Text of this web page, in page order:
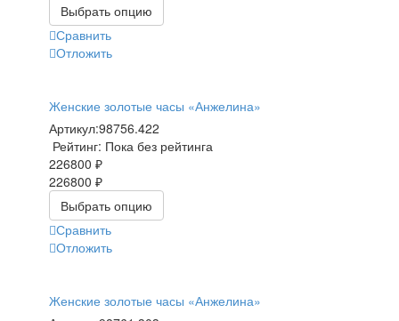
Выбрать опцию
Сравнить
Отложить
Женские золотые часы «Анжелина»
Артикул:98756.422
Рейтинг: Пока без рейтинга
226800 ₽
226800 ₽
Выбрать опцию
Сравнить
Отложить
Женские золотые часы «Анжелина»